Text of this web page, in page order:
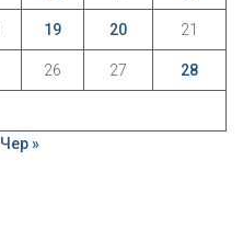
19 20 21
26 27 28
Чер »